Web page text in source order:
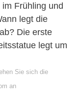
Frühling und
legt die
Die erste
legt um
Sie sich die
an